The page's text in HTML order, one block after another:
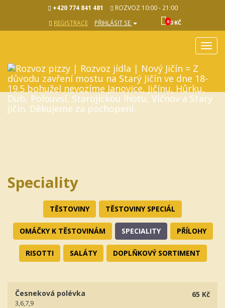
+420 774 841 481
ROZVOZ 10:00 - 21:00
REGISTRACE
PŘIHLÁSIT SE 00 KČ
Speciality
TĚSTOVINY TĚSTOVINY SPECIÁL
OMÁČKY K TĚSTOVINÁM SPECIALITY PŘÍLOHY
RISOTTI SALÁTY DOPLŇKOVÝ SORTIMENT
65 Kč
Česneková polévka
3,6,7,9